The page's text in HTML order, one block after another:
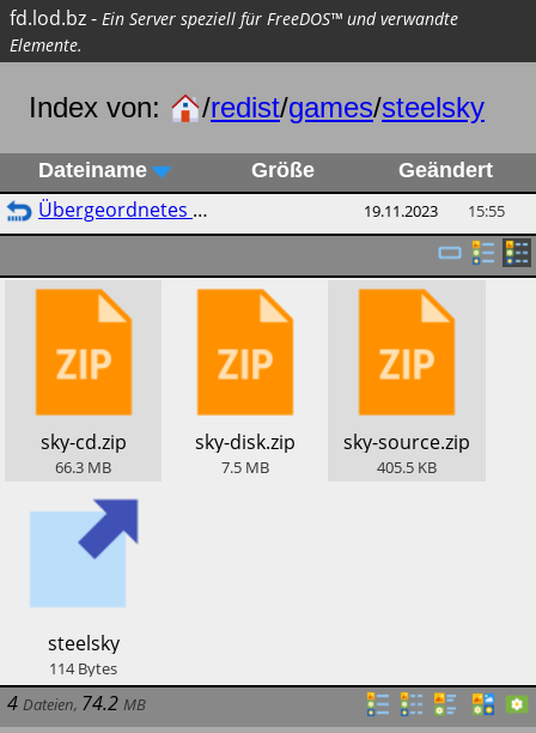
fd.lod.bz- Ein Server speziell für FreeDOS™ und verwandte
Elemente.
Index von: /redist/games/steelsky
Dateiname Größe Geändert
Übergeordnetes Verzeichnis 19.11.2023 15:55
​sky-cd.zip
66.3 MB
​sky-disk.zip
7.5 MB
​sky-source.zip
405.5 KB
​steelsky
114 Bytes
4 Dateien, 74.2 MB